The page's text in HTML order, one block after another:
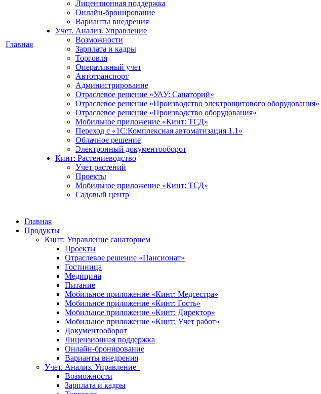
Главная
Лицензионная поддержка
Онлайн-бронирование
Варианты внедрения
Учет. Анализ. Управление
Возможности
Зарплата и кадры
Торговля
Оперативный учет
Автотранспорт
Администрирование
Отраслевое решение «УАУ: Санаторий»
Отраслевое решение «Производство электрощитового оборудования»
Отраслевое решение «Производство оборудования»
Мобильное приложение «Кинт: ТСД»
Переход с «1С:Комплексная автоматизация 1.1»
Облачное решение
Электронный документооборот
Кинт: Растениеводство
Учет растений
Проекты
Мобильное приложение «Кинт: ТСД»
Садовый центр
Главная
Продукты
Кинт: Управление санаторием
Проекты
Отраслевое решение «Пансионат»
Гостиница
Медицина
Питание
Мобильное приложение «Кинт: Медсестра»
Мобильное приложение «Кинт: Гость»
Мобильное приложение «Кинт: Директор»
Мобильное приложение «Кинт: Учет работ»
Документооборот
Лицензионная поддержка
Онлайн-бронирование
Варианты внедрения
Учет. Анализ. Управление
Возможности
Зарплата и кадры